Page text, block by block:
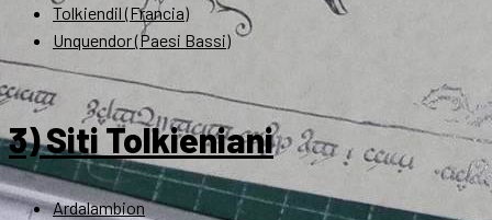
Tolkiendil (Francia)
Unquendor (Paesi Bassi)
3) Siti Tolkieniani
Ardalambion